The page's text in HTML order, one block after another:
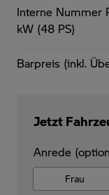
Interne Nummer
kW (48 PS)
Barpreis (inkl.
Jetzt
Anrede
Frau